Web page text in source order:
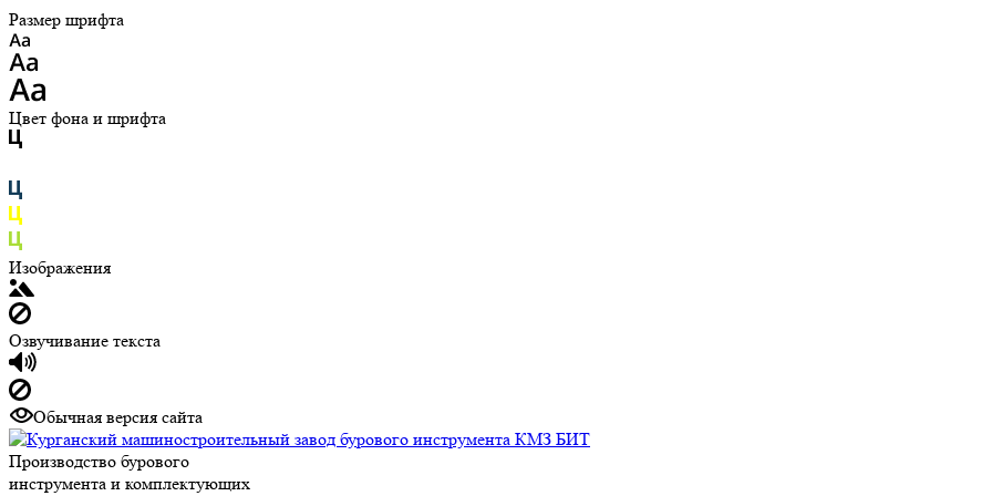
Размер шрифта
Цвет фона и шрифта
Изображения
Озвучивание текста
Обычная версия сайта
Производство бурового
инструмента и комплектующих